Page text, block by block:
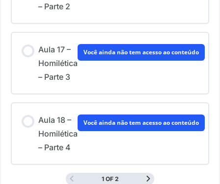
– Parte 2
Aula 17 –
Homilética
– Parte 3
Você ainda não tem acesso ao conteúdo
Aula 18 –
Homilética
– Parte 4
Você ainda não tem acesso ao conteúdo
1 OF 2